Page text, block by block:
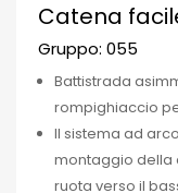
Catena
Gruppo: 055
Battistrada
rompighiaccio
Il sistema ad
montaggio della
ruota verso il